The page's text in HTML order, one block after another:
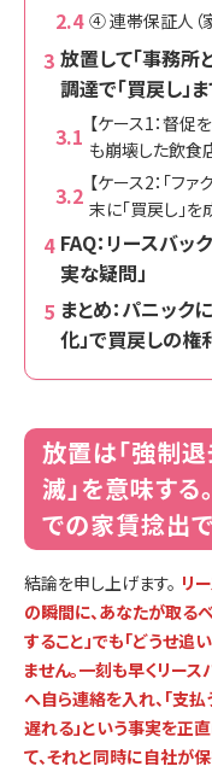
④ 連帯保証人（
放置して「事務所
調達で「買戻し」
【ケース1：督促
も崩壊した飲食
【ケース2：「フ
末に「買戻し」
FAQ：リースバッ
実な疑問」
まとめ：パニック
化」で買戻しの権
放置は「強制
滅」を意味する
での家賃捻出
結論を申し上げます。 リ
の瞬間に、あなたが取る
すること」でも「どうせ
ません。一刻も早くリー
へ自ら連絡を入れ、「支
遅れる」という事実を正
て、それと同時に自社が